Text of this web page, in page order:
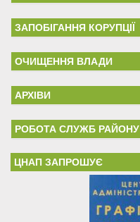
ЗАПОБІГАННЯ КОРУПЦІЇ
ОЧИЩЕННЯ ВЛАДИ
АРХІВИ
РОБОТА СЛУЖБ РАЙОНУ
ЦНАП ЗАПРОШУЄ